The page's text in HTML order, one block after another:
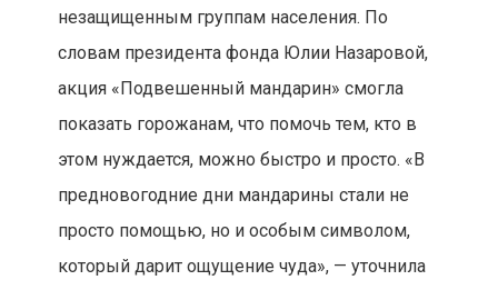
незащищенным группам населения. По
словам президента фонда Юлии Назаровой,
акция «Подвешенный мандарин» смогла
показать горожанам, что помочь тем, кто в
этом нуждается, можно быстро и просто. «В
предновогодние дни мандарины стали не
просто помощью, но и особым символом,
который дарит ощущение чуда», — уточнила